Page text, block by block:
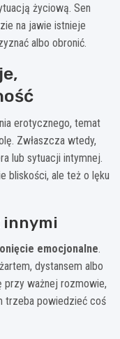
życiową. Sen
na jawie istnieje
albo obronić.
erotycznego, temat
Zwłaszcza wtedy,
lub sytuacji intymnej.
bliskości, ale też o lęku
innymi
emocjonalne.
dystansem albo
przy ważnej rozmowie,
trzeba powiedzieć coś